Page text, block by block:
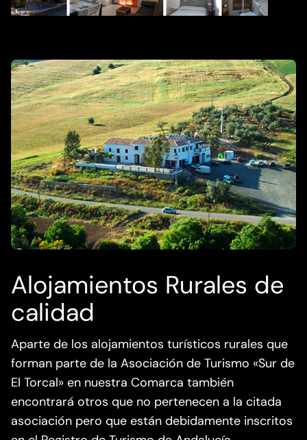
Alojamientos Rurales de
calidad
Aparte de los alojamientos turísticos rurales que
forman parte de la Asociación de Turismo «Sur de
El Torcal» en nuestra Comarca también
encontrará otros que no pertenecen a la citada
asociación pero que están debidamente inscritos